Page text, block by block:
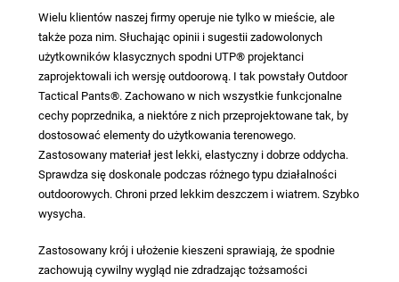
Wielu klientów naszej firmy operuje nie tylko w mieście, ale
także poza nim. Słuchając opinii i sugestii zadowolonych
użytkowników klasycznych spodni UTP® projektanci
zaprojektowali ich wersję outdoorową. I tak powstałyOutdoor
Tactical Pants®. Zachowano w nich wszystkie funkcjonalne
cechy poprzednika, a niektóre z nich przeprojektowane tak, by
dostosować elementy do użytkowania terenowego.
Zastosowany materiał jest lekki, elastyczny i dobrze oddycha.
Sprawdza się doskonale podczas różnego typu działalności
outdoorowych. Chroni przed lekkim deszczem i wiatrem. Szybko
wysycha.
Zastosowany krój i ułożenie kieszeni sprawiają, że spodnie
zachowują cywilny wygląd nie zdradzając tożsamości